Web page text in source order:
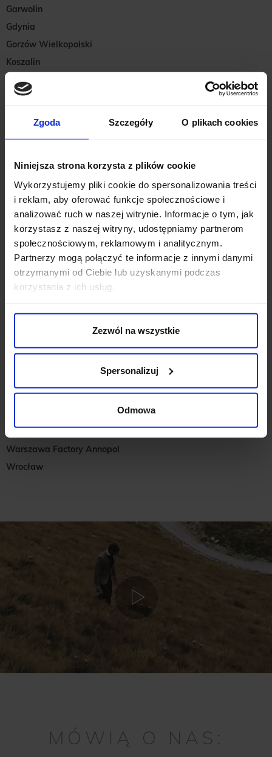
Zgoda Szczegóły O plikach cookies
Niniejsza strona korzysta z plików cookie
Wykorzystujemy pliki cookie do spersonalizowania treści
i reklam, aby oferować funkcje społecznościowe i
analizować ruch w naszej witrynie. Informacje o tym, jak
korzystasz z naszej witryny, udostępniamy partnerom
społecznościowym, reklamowym i analitycznym.
Partnerzy mogą połączyć te informacje z innymi danymi
otrzymanymi od Ciebie lub uzyskanymi podczas
korzystania z ich usług.
Zezwól na wszystkie
Spersonalizuj
Odmowa
Garwolin
Gdynia
Gorzów Wielkopolski
Koszalin
Kraków
Kraków Factory
Mława
Nadarzyn
Opole
Ostrołęka
Płońsk
Poznań
Poznań Factory
Radom
Szczecin
Zielona Góra
Jelenia Góra
Warszawa Factory Annopol
Wrocław
MÓWIĄ O NAS: